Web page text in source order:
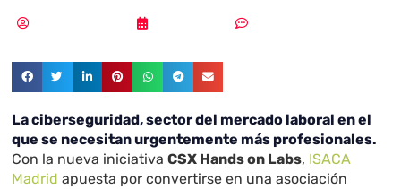
La ciberseguridad, sector del mercado laboral en el
que se necesitan urgentemente más profesionales.
Con la nueva iniciativaCSX Hands on Labs, ISACA
Madrid apuesta por convertirse en una asociación